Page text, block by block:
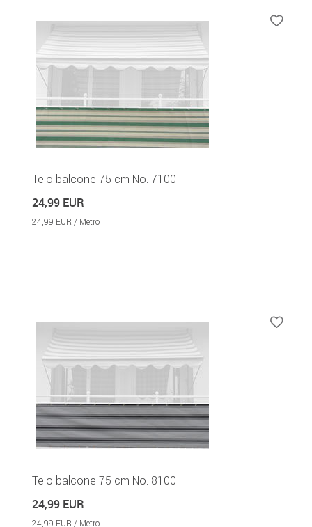
Telo balcone 75 cm No. 7100
24,99 EUR
24,99 EUR / Metro
Telo balcone 75 cm No. 8100
24,99 EUR
24,99 EUR / Metro